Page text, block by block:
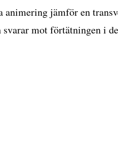
animering jämför en
svarar mot förtätningen i